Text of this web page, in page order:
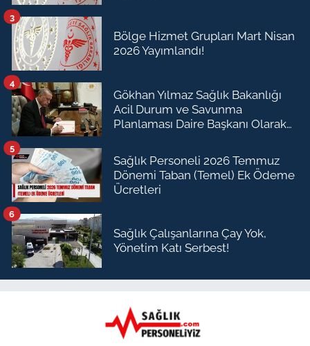
Bölge Hizmet Grupları Mart Nisan
2026 Yayımlandı!
3
Gökhan Yılmaz Sağlık Bakanlığı
Acil Durum ve Savunma
Planlaması Daire Başkanı Olarak
4
Sağlık Personeli 2026 Temmuz
Dönemi Taban (Temel) Ek Ödeme
Ücretleri
5
Sağlık Çalışanlarına Çay Yok,
Yönetim Katı Serbest!
6